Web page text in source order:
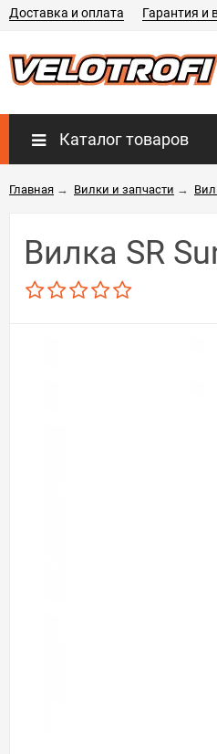
Доставка и оплата Гарантия и
Каталог товаров
Главная → Вилки и запчасти →
Вилка SR